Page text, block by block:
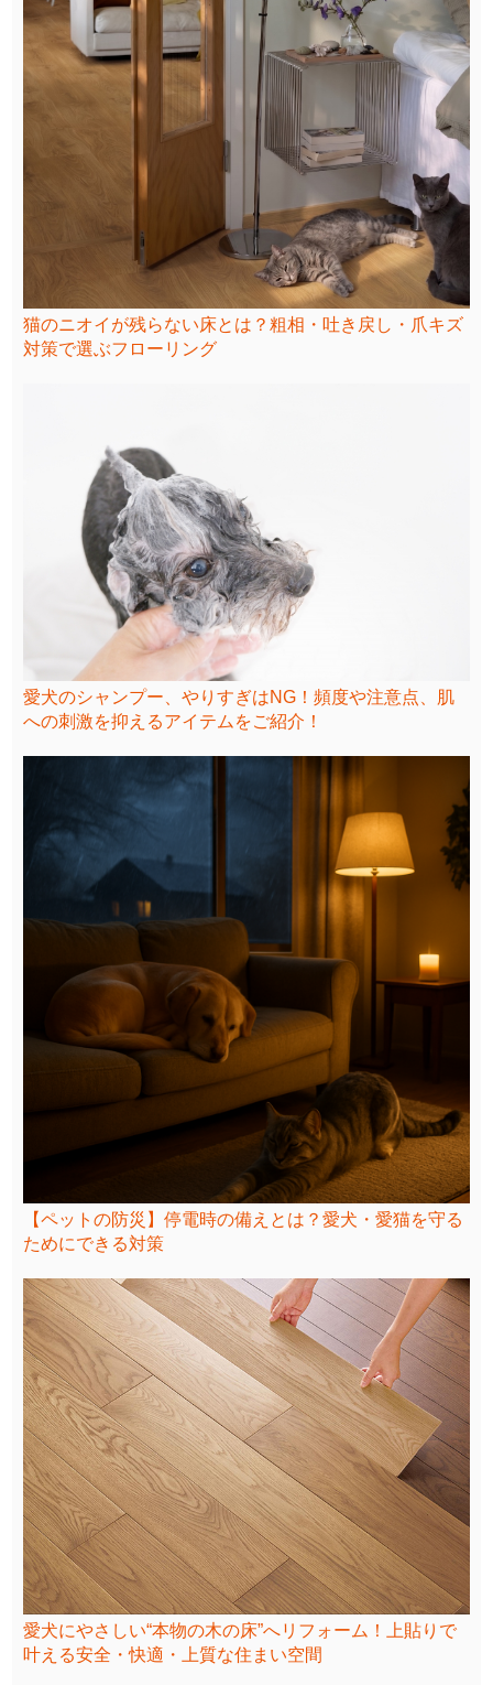
猫のニオイが残らない床とは？粗相・吐き戻し・爪キズ
対策で選ぶフローリング
愛犬のシャンプー、やりすぎはNG！頻度や注意点、肌
への刺激を抑えるアイテムをご紹介！
【ペットの防災】停電時の備えとは？愛犬・愛猫を守る
ためにできる対策
愛犬にやさしい“本物の木の床”へリフォーム！上貼りで
叶える安全・快適・上質な住まい空間